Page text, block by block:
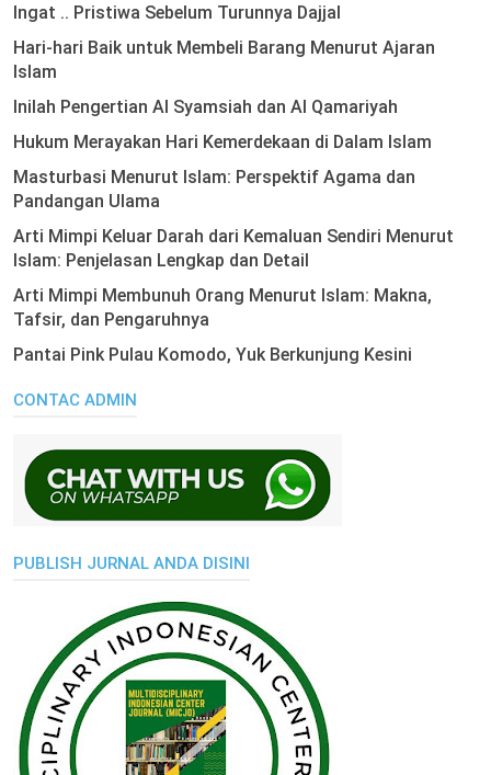
Ingat .. Pristiwa Sebelum Turunnya Dajjal
Hari-hari Baik untuk Membeli Barang Menurut Ajaran
Islam
Inilah Pengertian Al Syamsiah dan Al Qamariyah
Hukum Merayakan Hari Kemerdekaan di Dalam Islam
Masturbasi Menurut Islam: Perspektif Agama dan
Pandangan Ulama
Arti Mimpi Keluar Darah dari Kemaluan Sendiri Menurut
Islam: Penjelasan Lengkap dan Detail
Arti Mimpi Membunuh Orang Menurut Islam: Makna,
Tafsir, dan Pengaruhnya
Pantai Pink Pulau Komodo, Yuk Berkunjung Kesini
CONTAC ADMIN
PUBLISH JURNAL ANDA DISINI